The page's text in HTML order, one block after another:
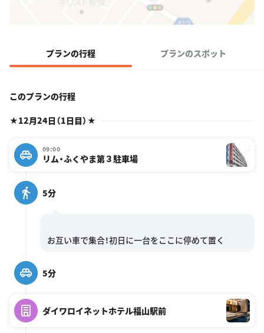
プランの行程 プランのスポット
このプランの行程
★12月24日（1日目）★
09:00
リム・ふくやま第３駐車場
5分
5分
ダイワロイネットホテル福山駅前